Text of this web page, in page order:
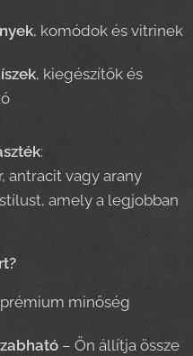
, komódok és vitrinek
, kiegészítők és
:
antracit vagy arany
amely a legjobban
minőség
– Ön állítja össze